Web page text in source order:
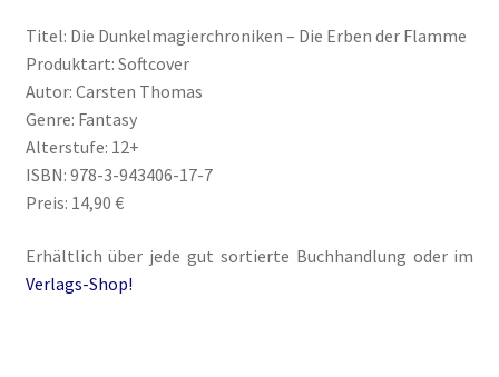
Ausschreibungen
Ausschreibungen für 2018
Bücher
Titel: Die Dunkelmagierchroniken – Die Erben der Flamme
Produktart: Softcover
Autor: Carsten Thomas
Genre: Fantasy
Alterstufe: 12+
ISBN: 978-3-943406-17-7
Preis: 14,90 €
Erhältlich über jede gut sortierte Buchhandlung oder im
Verlags-Shop!